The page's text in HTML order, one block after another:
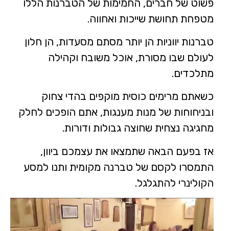
פשוט של חברים, החמימות של הטברנות הללו
טברנות יווניות הן יותר מסתם מסעדות, הן חלון
לעולם שבו מסורת, אוכל משובח וקהילה
כשאתם מרימים כוסית מוקפים בהדי צחוק
ובניחוחות של מנות מענגות, אתם הופכים לחלק
אז בפעם הבאה שתמצאו את עצמכם ביוון,
התמסרו לקסם של טברנה מקומית ותנו למסע
הקולינרי להתגלגל.
נגן